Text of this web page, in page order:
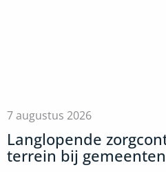
7 augustus 2026
Langlopende
terrein bij gemeenten